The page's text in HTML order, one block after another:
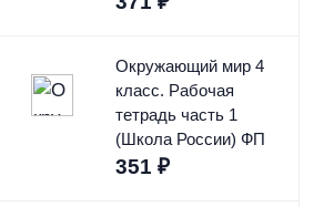
Окружающий мир 4
класс. Рабочая
тетрадь часть 1
(Школа России) ФП
351 ₽